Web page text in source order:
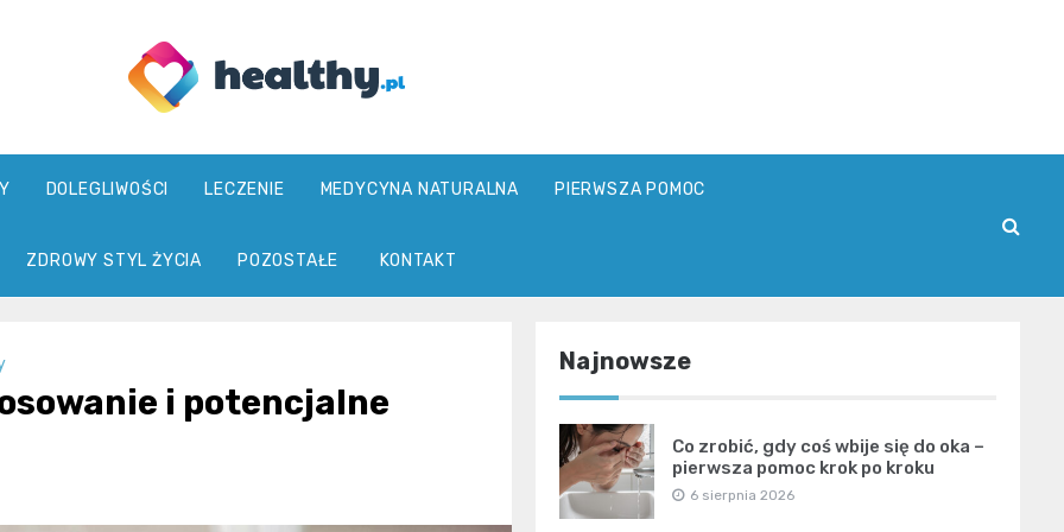
healthy.pl
DOLEGLIWOŚCI LECZENIE MEDYCYNA NATURALNA PIERWSZA POMOC
ZDROWY STYL ŻYCIA POZOSTAŁE KONTAKT
i potencjalne
Najnowsze
Co zrobić, gdy coś wbije się do oka –
pierwsza pomoc krok po kroku
6 sierpnia 2026